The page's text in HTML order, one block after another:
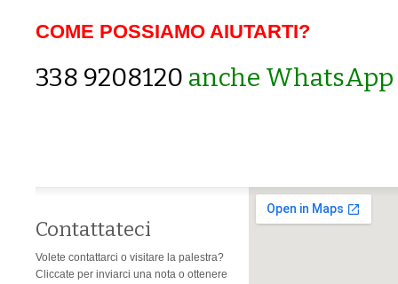
COME POSSIAMO AIUTARTI?
338 9208120 anche WhatsApp
Contattateci
Volete contattarci o visitare la palestra?
Cliccate per inviarci una nota o ottenere